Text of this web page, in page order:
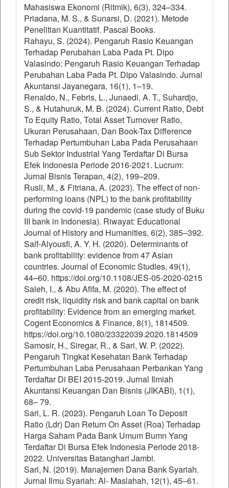
Mahasiswa Ekonomi (Ritmik), 6(3), 324–334.
Priadana, M. S., & Sunarsi, D. (2021). Metode
Penelitian Kuantitatif. Pascal Books.
Rahayu, S. (2024). Pengaruh Rasio Keuangan
Terhadap Perubahan Laba Pada Pt. Dipo
Valasindo: Pengaruh Rasio Keuangan Terhadap
Perubahan Laba Pada Pt. Dipo Valasindo. Jurnal
Akuntansi Jayanegara, 16(1), 1–19.
Renaldo, N., Febris, L., Junaedi, A. T., Suhardjo,
S., & Hutahuruk, M. B. (2024). Current Ratio, Debt
To Equity Ratio, Total Asset Turnover Ratio,
Ukuran Perusahaan, Dan Book-Tax Difference
Terhadap Pertumbuhan Laba Pada Perusahaan
Sub Sektor Industrial Yang Terdaftar Di Bursa
Efek Indonesia Periode 2016-2021. Lucrum:
Jurnal Bisnis Terapan, 4(2), 199–209.
Rusli, M., & Fitriana, A. (2023). The effect of non-
performing loans (NPL) to the bank profitability
during the covid-19 pandemic (case study of Buku
III bank in Indonesia). Riwayat: Educational
Journal of History and Humanities, 6(2), 385–392.
Saif-Alyousfi, A. Y. H. (2020). Determinants of
bank profitability: evidence from 47 Asian
countries. Journal of Economic Studies, 49(1),
44–60. https://doi.org/10.1108/JES-05-2020-0215
Saleh, I., & Abu Afifa, M. (2020). The effect of
credit risk, liquidity risk and bank capital on bank
profitability: Evidence from an emerging market.
Cogent Economics & Finance, 8(1), 1814509.
https://doi.org/10.1080/23322039.2020.1814509
Samosir, H., Siregar, R., & Sari, W. P. (2022).
Pengaruh Tingkat Kesehatan Bank Terhadap
Pertumbuhan Laba Perusahaan Perbankan Yang
Terdaftar Di BEI 2015-2019. Jurnal Ilmiah
Akuntansi Keuangan Dan Bisnis (JIKABI), 1(1),
68– 79.
Sari, L. R. (2023). Pengaruh Loan To Deposit
Ratio (Ldr) Dan Return On Asset (Roa) Terhadap
Harga Saham Pada Bank Umum Bumn Yang
Terdaftar Di Bursa Efek Indonesia Periode 2018-
2022. Universitas Batanghari Jambi.
Sari, N. (2019). Manajemen Dana Bank Syariah.
Jurnal Ilmu Syariah: Al- Maslahah, 12(1), 45–61.